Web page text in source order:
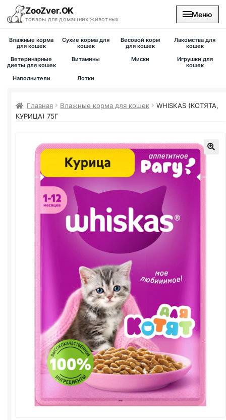
ZooZver.OK
товары для домашних животных
Меню
На главную
Влажные корма
для кошек
Сухие корма для
кошек
Весовой корм
для кошек
Лакомства для
кошек
Ветеринарные
диеты для кошек
Витамины Миски
Игрушки для
кошек
Наполнители
Лотки
Главная Влажные корма для кошек
WHISKAS (КОТЯТА,
КУРИЦА) 75Г